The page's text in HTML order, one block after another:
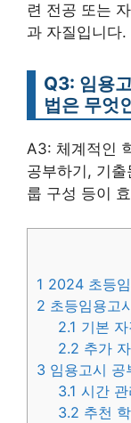
련 전공 또는
과 자질입니다.
Q3: 임용
법은 무엇
A3: 체계적인
공부하기, 기
룹 구성 등이
1 2024 초등
2 초등임용고
2.1 기본
2.2 추가
3 임용고시 공
3.1 시간 관
3.2 추천